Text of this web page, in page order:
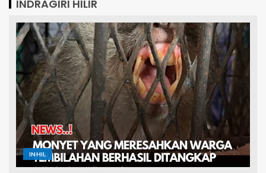
INDRAGIRI HILIR
INHIL